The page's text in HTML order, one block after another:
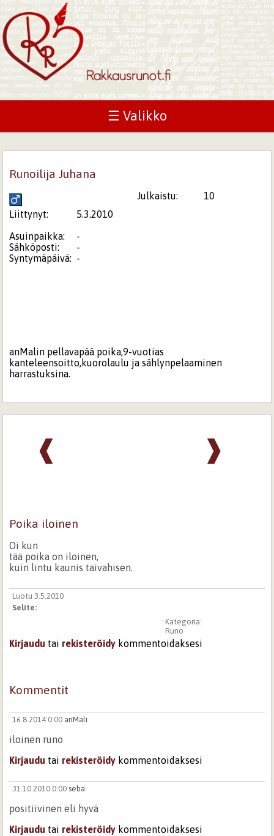
☰ Valikko
Runoilija Juhana
Julkaistu:
10
Liittynyt:
5.3.2010
Asuinpaikka:
-
Sähköposti:
-
Syntymäpäivä: -
anMalin pellavapää poika,9-vuotias
kanteleensoitto,kuorolaulu ja sählynpelaaminen
harrastuksina.
❱
❰
Poika iloinen
Oi kun
tää poika on iloinen,
kuin lintu kaunis taivahisen.
Luotu 3.5.2010
Selite:
Kategoria:
Runo
Kirjaudu tai rekisteröidy kommentoidaksesi
Kommentit
16.8.2014 0:00 anMali
iloinen runo
Kirjaudu tai rekisteröidy kommentoidaksesi
31.10.2010 0:00 seba
positiivinen eli hyvä
Kirjaudu tai rekisteröidy kommentoidaksesi